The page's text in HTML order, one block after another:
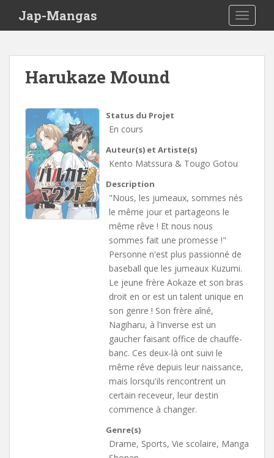
Jap-Mangas
Harukaze Mound
Status du Projet
En cours
Auteur(s) et Artiste(s)
Kento Matssura & Tougo Gotou
Description
"Nous, les jumeaux, sommes nés
le même jour et partageons le
même rêve ! Et nous nous
sommes fait une promesse !"
Personne n'est plus passionné de
baseball que les jumeaux Kuzumi.
Le jeune frère Aokaze et son bras
droit en or est un talent unique en
son genre ! Son frère aîné,
Nagiharu, à l'inverse est un
gaucher faisant office de chauffe-
banc. Ces deux-là ont suivi le
même rêve depuis leur naissance,
mais lorsqu'ils rencontrent un
certain receveur, leur destin
commence à changer.
Genre(s)
Drame, Sports, Vie scolaire, Manga